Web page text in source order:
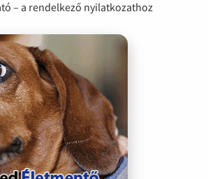
– a rendelkező nyilatkozathoz